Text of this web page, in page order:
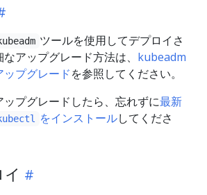
ツールを使用してデプロイさ
アップグレード方法は、 kubeadm
ップグレードを参照してください。
ップグレードしたら、忘れずに最新
をインストールしてくださ